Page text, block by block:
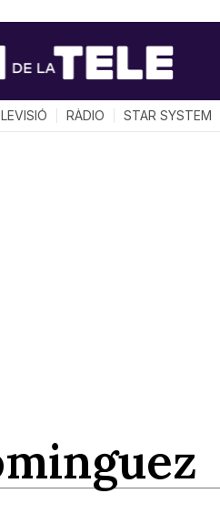
RÀDIO STAR SYSTEM